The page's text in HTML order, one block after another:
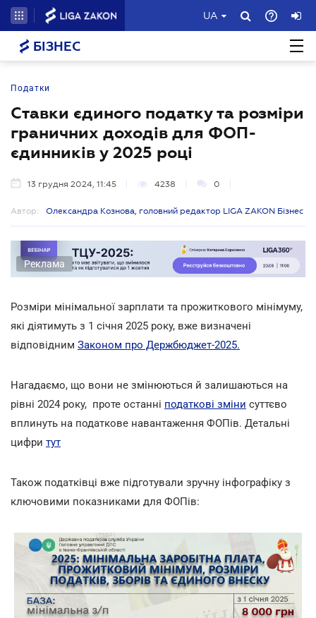
UA
БІЗНЕС
Податки
Ставки єдиного податку та розміри
граничних доходів для ФОП-
єдинників у 2025 році
13 грудня 2024, 11:45 4238 0
Автор: Олександра Кознова, головний редактор LIGA ZAKON Бізнес
Реклама
Розміри мінімальної зарплати та прожиткового мінімуму,
які діятимуть з 1 січня 2025 року, вже визначені
відповідним Законом про Держбюджет-2025.
Нагадаємо, що вони не змінюються й залишаються на
рівні 2024 року, проте останні податкові зміни суттєво
вплинуть на податкове навантаження ФОПів. Детальні
цифри тут
Також податківці вже підготували зручну інфографіку з
ключовими показниками для ФОПів: